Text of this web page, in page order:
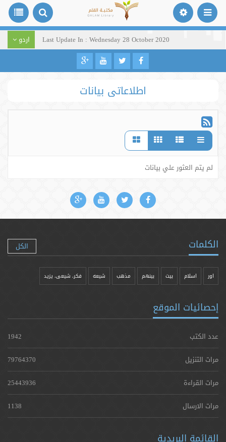
Last Update In : Wednesday 28 October 2020 اردو
اطلاعاتی بیانات
لم يتم العثور علي بيانات
الكلمات الكل
اور اسلام بیت بينهم مذهب شيعه فکر، شیعی، یزيد
إحصائيات الموقع
عدد الكتب
1942
مرات التنزيل
79764370
مرات القراءة
25443936
مرات الارسال
1138
القائمة البريدية